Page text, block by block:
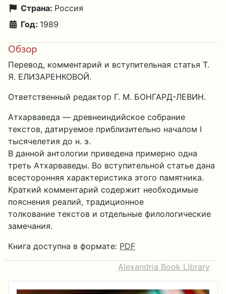
Страна: Россия
Год: 1989
Обзор
Перевод, комментарий и вступительная статья Т.
Я. ЕЛИЗАРЕНКОВОЙ.
Ответственный редактор Г. М. БОНГАРД-ЛЕВИН.
Атхарваведа — древнеиндийское собрание
текстов, датируемое приблизительно началом I
тысячелетия до н. э.
В данной антологии приведена примерно одна
треть Атхарваведы. Во вступительной статье дана
всесторонняя характеристика этого памятника.
Краткий комментарий содержит необходимые
пояснения реалий, традиционное
толкование текстов и отдельные филологические
замечания.
Книга доступна в формате: PDF
Alexandria Book Library